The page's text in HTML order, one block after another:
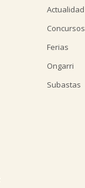
Actualidad
Concursos
Ferias
Ongarri
Subastas